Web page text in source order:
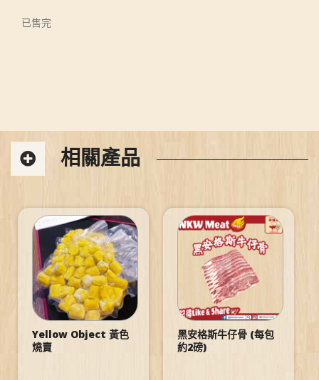
已售完
相關產品
Yellow Object 黃色
燒賣
黑安格斯牛仔骨 (每包
約2磅)